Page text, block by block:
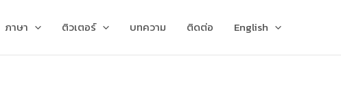
ภาษา ติวเตอร์ บทความ ติดต่อ English